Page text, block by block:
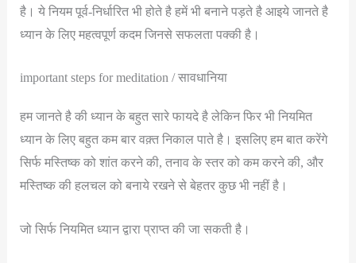
है। ये नियम पूर्व-निर्धारित भी होते है हमें भी बनाने पड़ते है आइये जानते है
ध्यान के लिए महत्वपूर्ण कदम जिनसे सफलता पक्की है।
important steps for meditation / सावधानिया
हम जानते है की ध्यान के बहुत सारे फायदे है लेकिन फिर भी नियमित
ध्यान के लिए बहुत कम बार वक़्त निकाल पाते है। इसलिए हम बात करेंगे
सिर्फ मस्तिष्क को शांत करने की, तनाव के स्तर को कम करने की, और
मस्तिष्क की हलचल को बनाये रखने से बेहतर कुछ भी नहीं है।
जो सिर्फ नियमित ध्यान द्वारा प्राप्त की जा सकती है।